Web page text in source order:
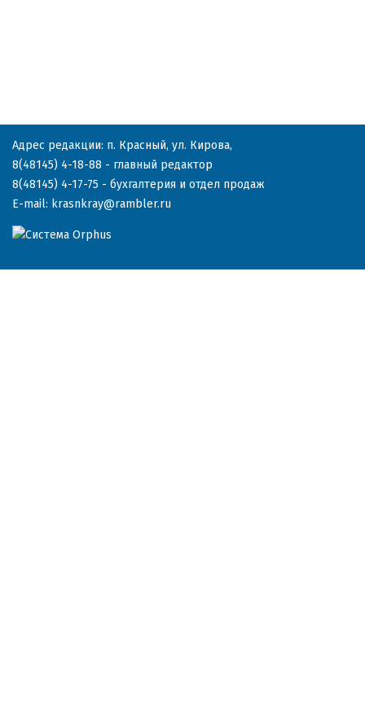
Адрес редакции: п. Красный, ул. Кирова,
8(48145) 4-18-88 - главный редактор
8(48145) 4-17-75 - бухгалтерия и отдел продаж
E-mail: krasnkray@rambler.ru